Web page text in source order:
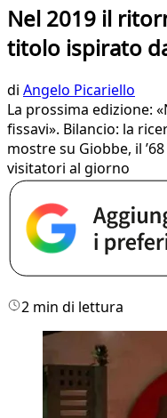
Nel 2019 il
titolo ispirato
di Angelo Picariello
La prossima edizione:
fissavi». Bilancio: la
mostre su Giobbe, il
visitatori al giorno
2 min di lettura